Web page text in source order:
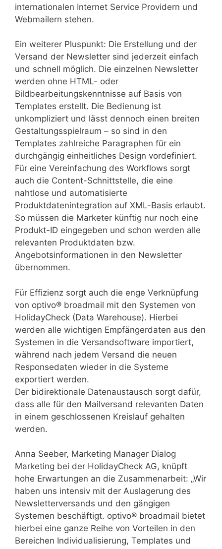
internationalen Internet Service Providern und
Webmailern stehen.
Ein weiterer Pluspunkt: Die Erstellung und der
Versand der Newsletter sind jederzeit einfach
und schnell möglich. Die einzelnen Newsletter
werden ohne HTML- oder
Bildbearbeitungskenntnisse auf Basis von
Templates erstellt. Die Bedienung ist
unkompliziert und lässt dennoch einen breiten
Gestaltungsspielraum – so sind in den
Templates zahlreiche Paragraphen für ein
durchgängig einheitliches Design vordefiniert.
Für eine Vereinfachung des Workflows sorgt
auch die Content-Schnittstelle, die eine
nahtlose und automatisierte
Produktdatenintegration auf XML-Basis erlaubt.
So müssen die Marketer künftig nur noch eine
Produkt-ID eingegeben und schon werden alle
relevanten Produktdaten bzw.
Angebotsinformationen in den Newsletter
übernommen.
Für Effizienz sorgt auch die enge Verknüpfung
von optivo® broadmail mit den Systemen von
HolidayCheck (Data Warehouse). Hierbei
werden alle wichtigen Empfängerdaten aus den
Systemen in die Versandsoftware importiert,
während nach jedem Versand die neuen
Responsedaten wieder in die Systeme
exportiert werden.
Der bidirektionale Datenaustausch sorgt dafür,
dass alle für den Mailversand relevanten Daten
in einem geschlossenen Kreislauf gehalten
werden.
Anna Seeber, Marketing Manager Dialog
Marketing bei der HolidayCheck AG, knüpft
hohe Erwartungen an die Zusammenarbeit: „Wir
haben uns intensiv mit der Auslagerung des
Newsletterversands und den gängigen
Systemen beschäftigt. optivo® broadmail bietet
hierbei eine ganze Reihe von Vorteilen in den
Bereichen Individualisierung, Templates und